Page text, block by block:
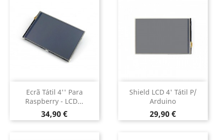
Ecrã Tátil 4'' Para
Raspberry - LCD...
Preço
34,90 €
Shield LCD 4' Tátil P/
Arduino
Preço
29,90 €